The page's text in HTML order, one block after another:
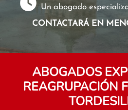
Un abogado
CONTACTARÁ EN
ABOGADOS
REAGRUPACIÓN